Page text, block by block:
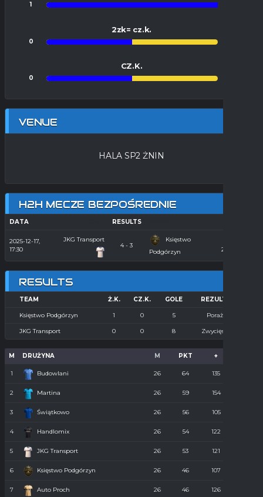
1
2zk= cz.k.
0
CZ.K.
0
VENUE
HALA SP2 ŻNIN
H2H MECZE BEZPOŚREDNIE
DATA RESULTS
2025-12-17,
17:30
JKG Transport
4 - 3
Księstwo
Podgórzyn
2025/2026
RESULTS
TEAM Ż.K. CZ.K. GOLE REZULTAT
Księstwo Podgórzyn 1 0 5 Porażka
JKG Transport 0 0 8 Zwycięstwo
M DRUŻYNA M PKT +
1 Budowlani 26 64 135
2 Martina 26 59 154
3 Świątkowo 26 56 105
4 Handlomix 26 54 122
5 JKG Transport 26 53 121
6 Księstwo Podgórzyn 26 46 107
7 Auto Proch 26 46 126